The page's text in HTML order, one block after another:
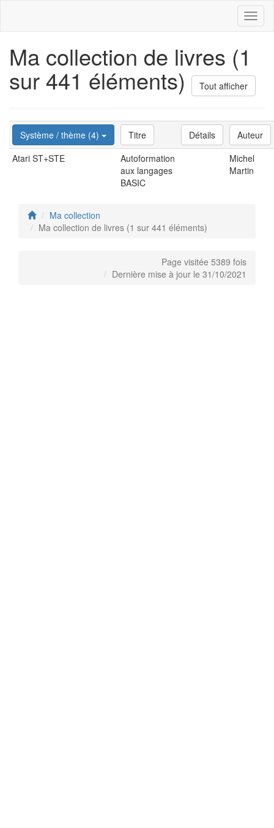
Ma collection de livres (1
sur 441 éléments) Tout afficher
Système / thème (4) Titre Détails
Auteur
Atari ST+STE
Autoformation
aux langages
BASIC
Michel
Martin
Ma collection
Ma collection de livres (1 sur 441 éléments)
Page visitée 5389 fois
Dernière mise à jour le 31/10/2021